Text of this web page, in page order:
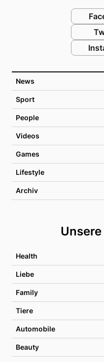
News
Sport
People
Videos
Games
Lifestyle
Archiv
Health
Liebe
Family
Tiere
Automobile
Beauty